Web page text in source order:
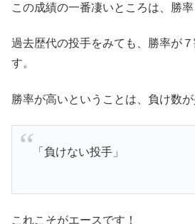
この成績の一番凄いところは、勝率
過去歴代の投手をみても、勝率が
す。
勝率が高いということは、負け数
「負けない投手」
これこそがエースです！